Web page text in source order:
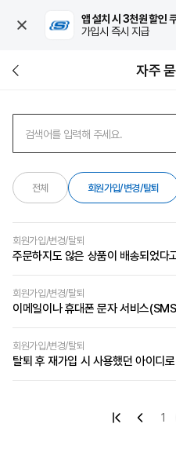
앱 설치 시 3천원 할인
가입시 즉시 지급
자주
검색어를 입력해 주세요.
전체 회원가입/변경/탈퇴
회원가입/변경/탈퇴
주문하지도 않은 상품이 배송되었다
회원가입/변경/탈퇴
이메일이나 휴대폰 문자 서비스
회원가입/변경/탈퇴
탈퇴 후 재가입 시 사용했던 아이디
1